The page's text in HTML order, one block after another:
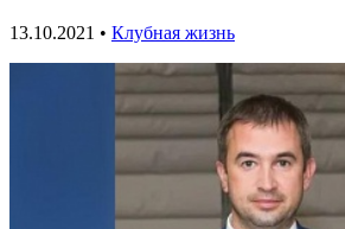
13.10.2021 • Клубная жизнь